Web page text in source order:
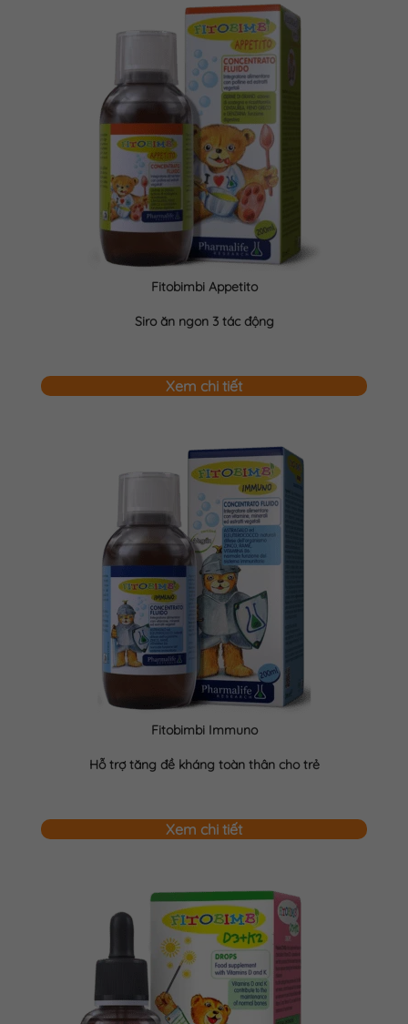
Fitobimbi Appetito
Siro ăn ngon 3 tác động
Xem chi tiết
Fitobimbi Immuno
Hỗ trợ tăng đề kháng toàn thân cho trẻ
Xem chi tiết